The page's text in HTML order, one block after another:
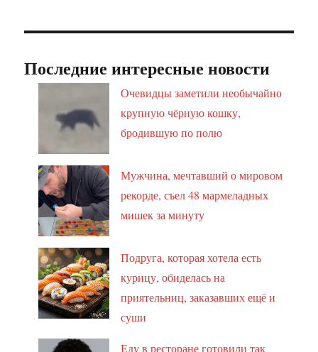
Последние интересные новости
Очевидцы заметили необычайно
крупную чёрную кошку,
бродившую по полю
Мужчина, мечтавший о мировом
рекорде, съел 48 мармеладных
мишек за минуту
Подруга, которая хотела есть
курицу, обиделась на
приятельниц, заказавших ещё и
суши
Еду в ресторане готовили так